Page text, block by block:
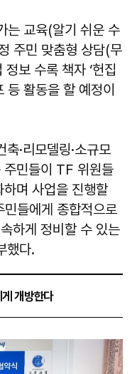
교육(알기 쉬운 수
주민 맞춤형 상담(무
보 수록 책자 ‘헌집
등 활동을 할 예정이
·리모델링·소규모
주민들이 TF 위원들
며 사업을 진행할
들에게 종합적으로
하게 정비할 수 있는
했다.
개방한다